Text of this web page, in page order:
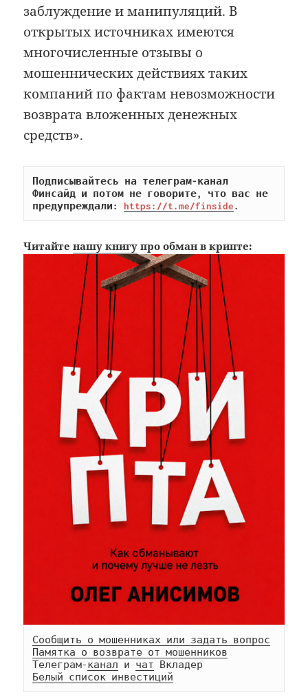
заблуждение и манипуляций. В
открытых источниках имеются
многочисленные отзывы о
мошеннических действиях таких
компаний по фактам невозможности
возврата вложенных денежных
средств».
Подписывайтесь на телеграм-канал
Финсайд и потом не говорите, что вас не
предупреждали: https://t.me/finside.
Читайтенашу книгу про обман в крипте:
Сообщить о мошенниках или задать вопрос
Памятка о возврате от мошенников
Телеграм-канал и чат
Белый список инвестиций